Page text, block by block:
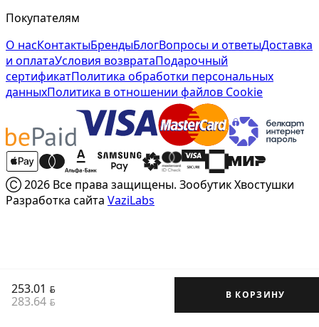
253.01 BYN
283.64 BYN
В КОРЗИНУ
Покупателям
О насКонтактыБрендыБлогВопросы и ответыДоставка
и оплатаУсловия возвратаПодарочный
сертификатПолитика обработки персональных
данныхПолитика в отношении файлов Cookie
Ⓒ 2026 Все права защищены. Зообутик Хвостушки
Разработка сайта VaziLabs